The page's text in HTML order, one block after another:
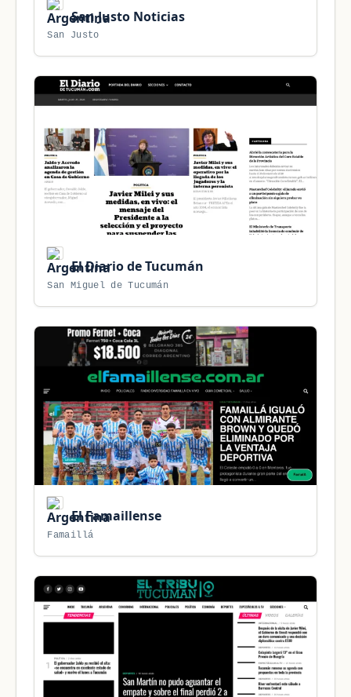
San Justo Noticias
San Justo
El Diario de Tucumán
San Miguel de Tucumán
El Famaillense
Famaillá